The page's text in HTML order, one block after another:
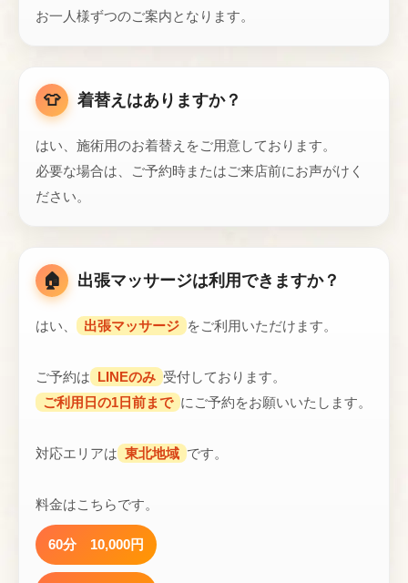
お一人様ずつのご案内となります。
👕 着替えはありますか？
はい、施術用のお着替えをご用意しております。
必要な場合は、ご予約時またはご来店前にお声がけく
ださい。
🏠 出張マッサージは利用できますか？
はい、 出張マッサージ をご利用いただけます。
ご予約は LINEのみ 受付しております。
ご利用日の1日前まで にご予約をお願いいたします。
対応エリアは 東北地域 です。
料金はこちらです。
60分 10,000円